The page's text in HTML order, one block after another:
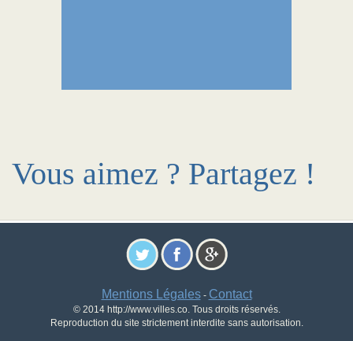
Vous aimez ? Partagez !
Mentions Légales- Contact
© 2014 http://www.villes.co. Tous droits réservés.
Reproduction du site strictement interdite sans autorisation.